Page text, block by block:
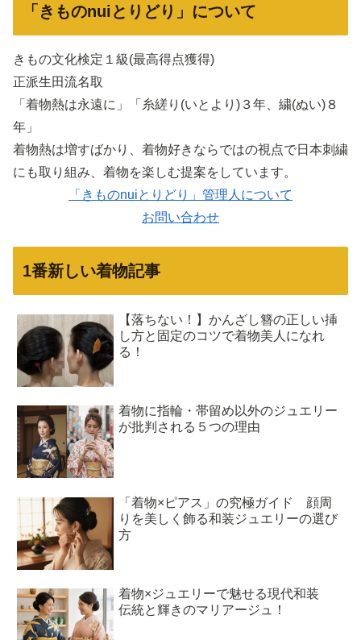
「きものnuiとりどり」について
きもの文化検定１級(最高得点獲得)
正派生田流名取
「着物熱は永遠に」「糸縒り(いとより)３年、繍(ぬい)８
年」
着物熱は増すばかり、着物好きならではの視点で日本刺繍
にも取り組み、着物を楽しむ提案をしています。
「きものnuiとりどり」管理人について
お問い合わせ
1番新しい着物記事
【落ちない！】かんざし簪の正しい挿
し方と固定のコツで着物美人になれ
る！
着物に指輪・帯留め以外のジュエリー
が批判される５つの理由
「着物×ピアス」の究極ガイド 顔周
りを美しく飾る和装ジュエリーの選び
方
着物×ジュエリーで魅せる現代和装
伝統と輝きのマリアージュ！